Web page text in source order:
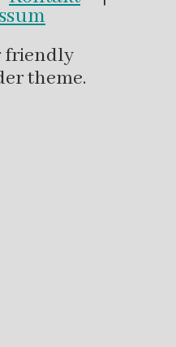
friendly
theme.